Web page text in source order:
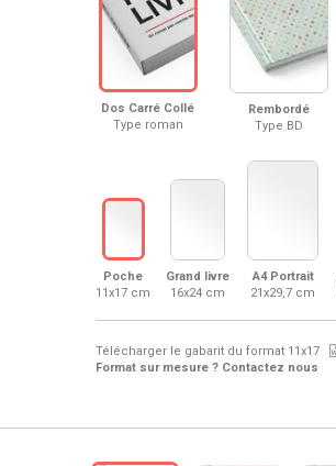
Dos Carré Collé
Type roman
Rembordé
Type BD
Poche
11x17 cm
Grand livre
16x24 cm
A4 Portrait
21x29,7 cm
Télécharger le gabarit du format 11x17
Format sur mesure ? Contactez nous